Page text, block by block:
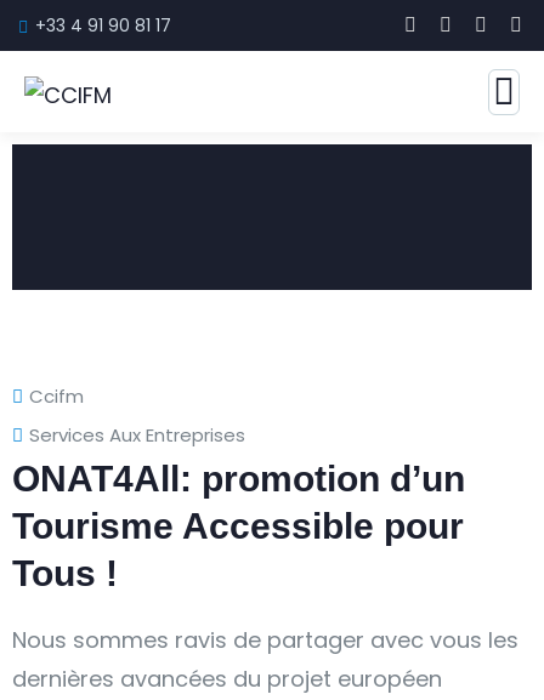
+33 4 91 90 81 17
Ccifm
Services Aux Entreprises
ONAT4All: promotion d’un
Tourisme Accessible pour
Tous !
Nous sommes ravis de partager avec vous les
dernières avancées du projet européen